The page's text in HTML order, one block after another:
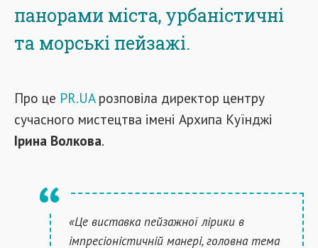
панорами міста, урбаністичні
та морські пейзажі.
Про це PR.UAрозповіла директор центру
сучасного мистецтва імені Архипа Куїнджі
Ірина Волкова.
«Це виставка пейзажної лірики в
імпресіоністичній манері, головна тема